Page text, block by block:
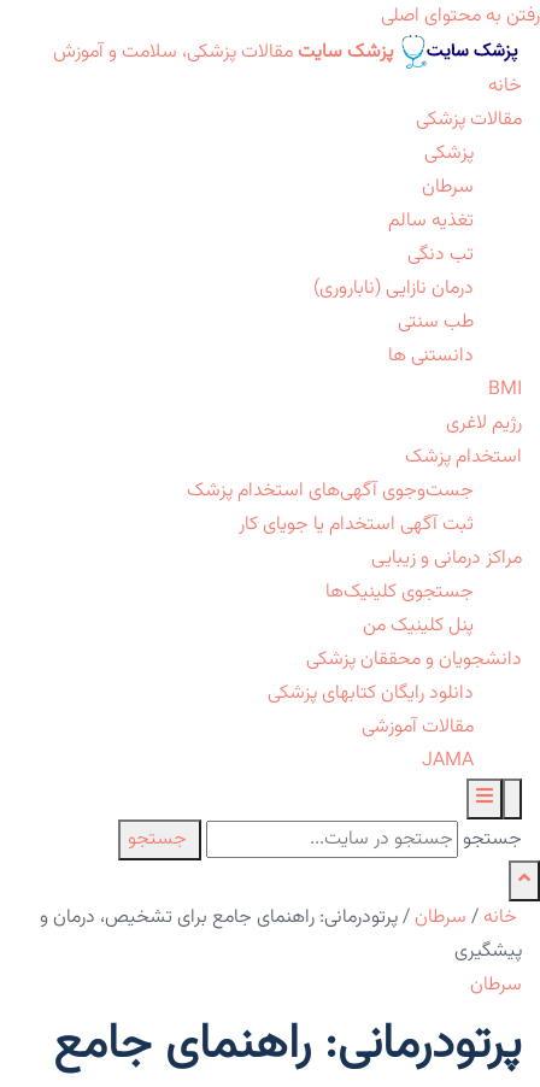
رفتن به محتوای اصلی
پزشک سایت مقالات پزشکی، سلامت و آموزش
خانه
مقالات پزشکی
پزشکی
سرطان
تغذیه سالم
تب دنگی
درمان نازایی (ناباروری)
طب سنتی
دانستنی ها
BMI
رژیم لاغری
استخدام پزشک
جست‌وجوی آگهی‌های استخدام پزشک
ثبت آگهی استخدام یا جویای کار
مراکز درمانی و زیبایی
جستجوی کلینیک‌ها
پنل کلینیک من
دانشجویان و محققان پزشکی
دانلود رایگان کتابهای پزشکی
مقالات آموزشی
JAMA
جستجو جستجو
خانه / سرطان /پرتودرمانی: راهنمای جامع برای تشخیص، درمان و
پیشگیری
سرطان
پرتودرمانی: راهنمای جامع